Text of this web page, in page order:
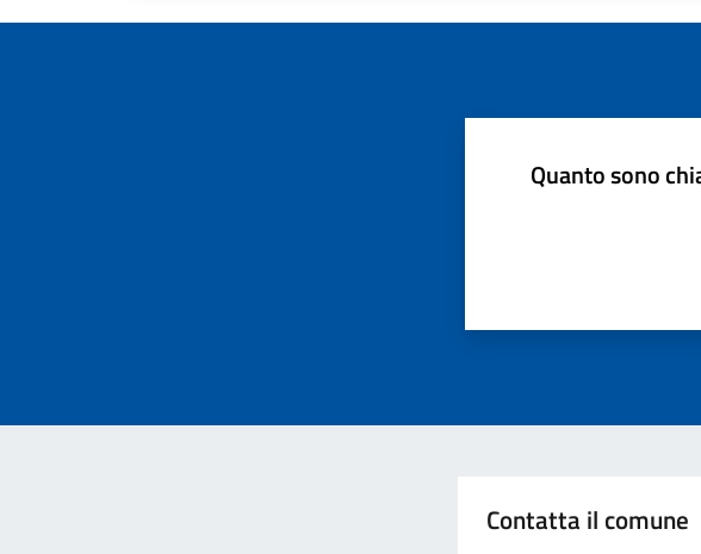
Quanto sono
Contatta il comune